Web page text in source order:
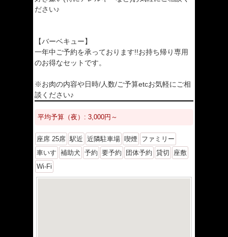
ださい♪
【バーベキュー】
一年中ご予約を承っております!!お持ち帰り専用
のお得なセットです。
※お肉の内容や日時/人数/ご予算etcお気軽にご相
談ください♪
平均予算（夜）: 3,000円～
座席 25席 駅近 近隣駐車場 喫煙 ファミリー
車いす 補助犬 予約 要予約 団体予約 貸切
座敷
Wi-Fi